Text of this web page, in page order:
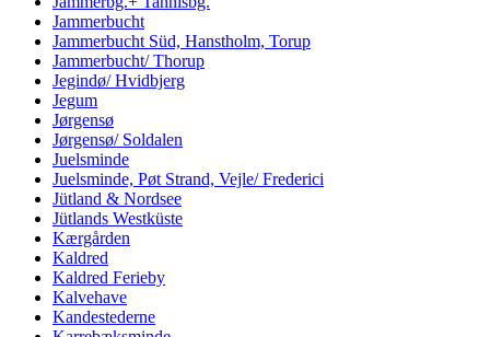
Jammerbucht
Jammerbucht Süd, Hanstholm, Torup
Jammerbucht/ Thorup
Jegindø/ Hvidbjerg
Jegum
Jørgensø
Jørgensø/ Soldalen
Juelsminde
Juelsminde, Pøt Strand, Vejle/ Frederici
Jütland & Nordsee
Jütlands Westküste
Kærgården
Kaldred
Kaldred Ferieby
Kalvehave
Kandestederne